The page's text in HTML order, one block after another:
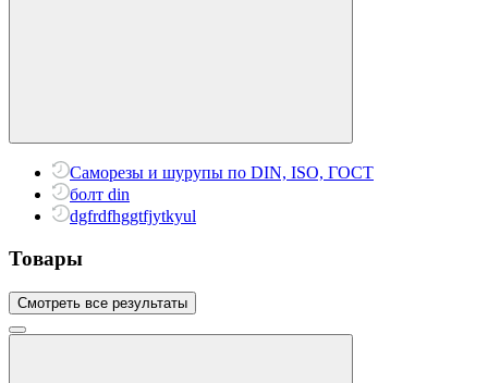
Саморезы и шурупы по DIN, ISO, ГОСТ
болт din
dgfrdfhggtfjytkyul
Товары
Смотреть все результаты